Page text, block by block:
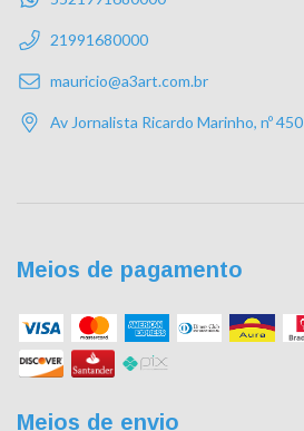
21991680000
mauricio@a3art.com.br
Av Jornalista Ricardo Marinho, nº 450
Meios de pagamento
Meios de envio